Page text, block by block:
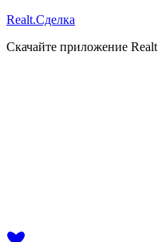
Realt.Сделка
Скачайте приложение Realt